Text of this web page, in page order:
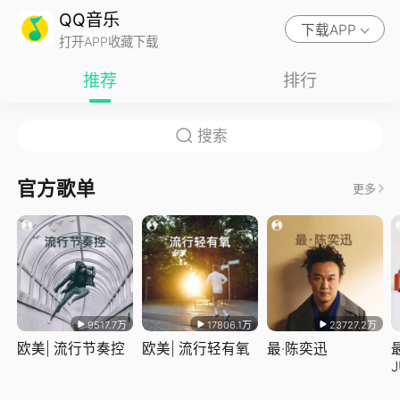
QQ音乐
打开APP收藏下载
下载APP
推荐 排行
官方歌单 更多
9517.7万
欧美| 流行节奏控
17806.1万
欧美| 流行轻有氧
23727.2万
最·陈奕迅